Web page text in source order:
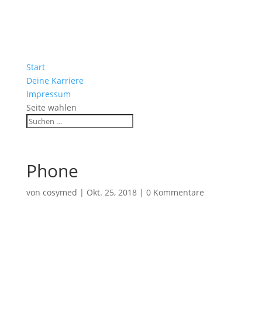
Start
Deine Karriere
Impressum
Seite wählen
Phone
von cosymed | Okt. 25, 2018| 0 Kommentare